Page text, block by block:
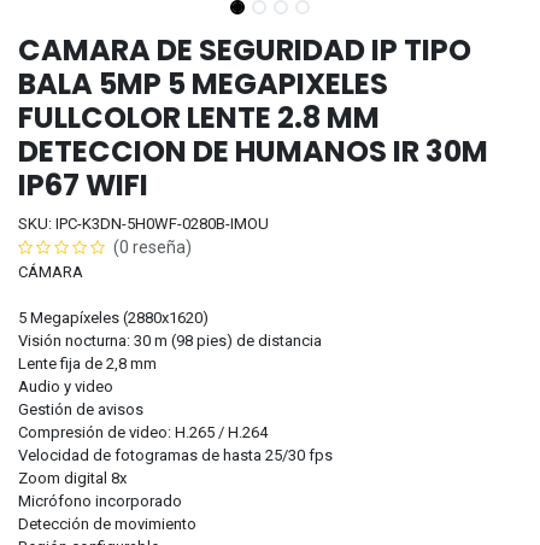
CAMARA DE SEGURIDAD IP TIPO
BALA 5MP 5 MEGAPIXELES
FULLCOLOR LENTE 2.8 MM
DETECCION DE HUMANOS IR 30M
IP67 WIFI
SKU: IPC-K3DN-5H0WF-0280B-IMOU
(0 reseña)
CÁMARA
5 Megapíxeles (2880x1620)
Visión nocturna: 30 m (98 pies) de distancia
Lente fija de 2,8 mm
Audio y video
Gestión de avisos
Compresión de video: H.265 / H.264
Velocidad de fotogramas de hasta 25/30 fps
Zoom digital 8x
Micrófono incorporado
Detección de movimiento